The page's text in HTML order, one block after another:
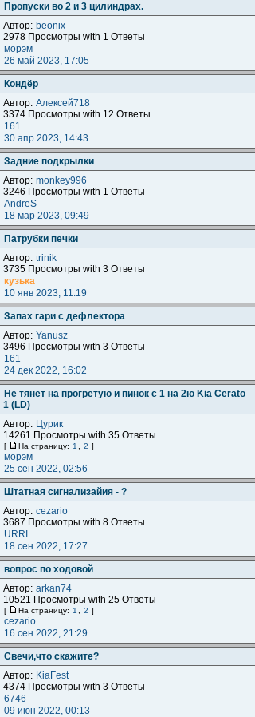
Пропуски во 2 и 3 цилиндрах.
Автор: beonix
2978 Просмотры with 1 Ответы
морэм
26 май 2023, 17:05
Кондёр
Автор: Алексей718
3374 Просмотры with 12 Ответы
161
30 апр 2023, 14:43
Задние подкрылки
Автор: monkey996
3246 Просмотры with 1 Ответы
AndreS
18 мар 2023, 09:49
Патрубки печки
Автор: trinik
3735 Просмотры with 3 Ответы
кузька
10 янв 2023, 11:19
Запах гари с дефлектора
Автор: Yanusz
3496 Просмотры with 3 Ответы
161
24 дек 2022, 16:02
Не тянет на прогретую и пинок с 1 на 2ю Kia Cerato
1 (LD)
Автор: Цурик
14261 Просмотры with 35 Ответы
[ На страницу: 1 2 ]
морэм
25 сен 2022, 02:56
Штатная сигнализайия - ?
Автор: cezario
3687 Просмотры with 8 Ответы
URRI
18 сен 2022, 17:27
вопрос по ходовой
Автор: arkan74
10521 Просмотры with 25 Ответы
[ На страницу: 1 2 ]
cezario
16 сен 2022, 21:29
Свечи,что скажите?
Автор: KiaFest
4374 Просмотры with 3 Ответы
6746
09 июн 2022, 00:13